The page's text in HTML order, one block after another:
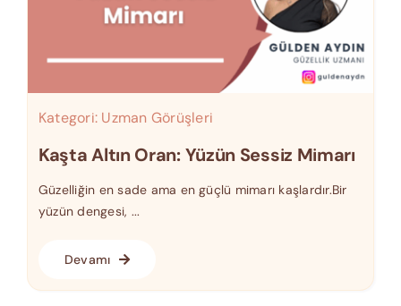
Kategori: Uzman Görüşleri
Kaşta Altın Oran: Yüzün Sessiz Mimarı
Güzelliğin en sade ama en güçlü mimarı kaşlardır.Bir
yüzün dengesi, ...
Devamı